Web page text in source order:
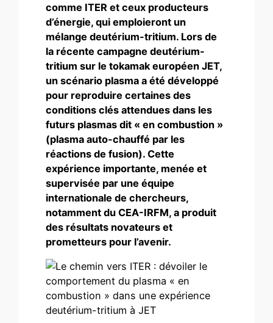
comme ITER et ceux producteurs
d’énergie, qui emploieront un
mélange deutérium-tritium. Lors de
la récente campagne deutérium-
tritium sur le tokamak européen JET,
un scénario plasma a été développé
pour reproduire certaines des
conditions clés attendues dans les
futurs plasmas dit « en combustion »
(plasma auto-chauffé par les
réactions de fusion). Cette
expérience importante, menée et
supervisée par une équipe
internationale de chercheurs,
notamment du CEA-IRFM, a produit
des résultats novateurs et
prometteurs pour l’avenir.